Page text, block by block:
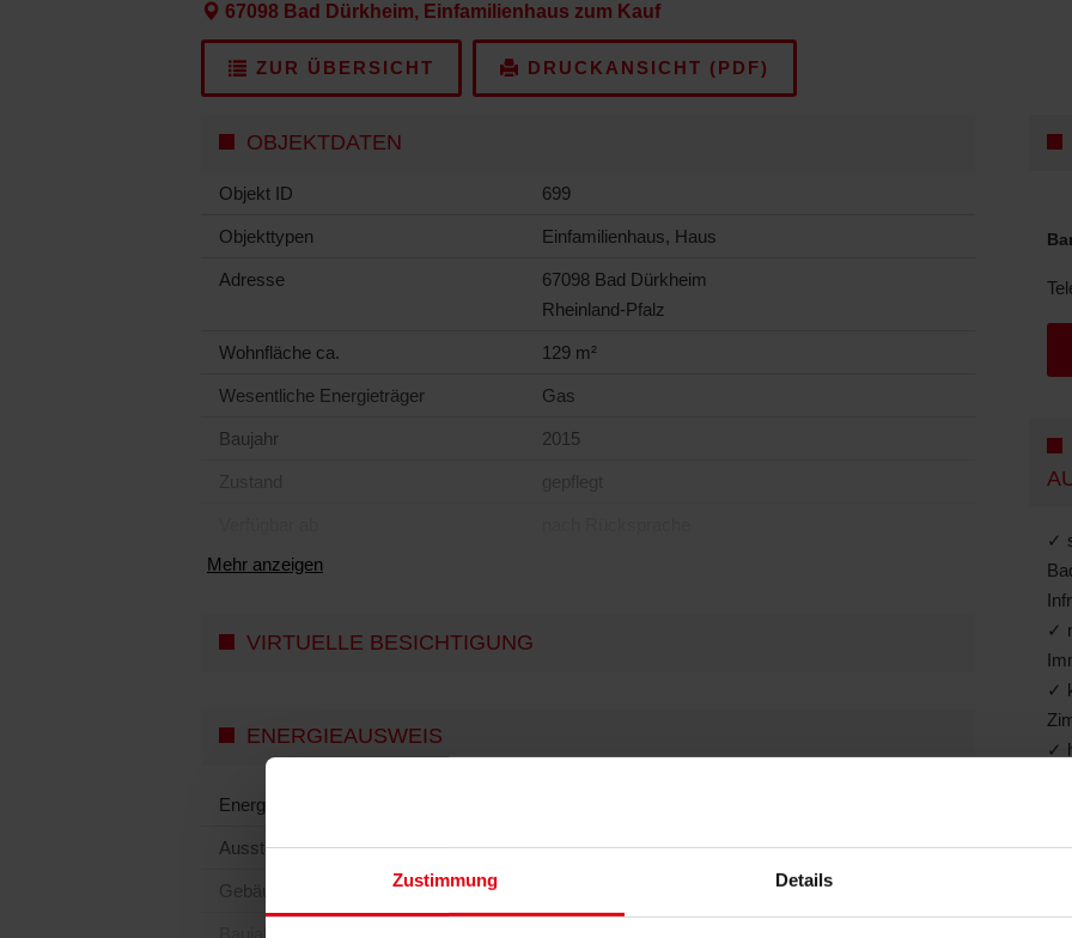
Zustimmung Details
67098 Bad Dürkheim, Einfamilienhaus zum Kauf
ZUR ÜBERSICHT DRUCKANSICHT (PDF)
OBJEKTDATEN
Objekt ID 699
Objekttypen Einfamilienhaus, Haus
Adresse
67098 Bad Dürkheim
Rheinland-Pfalz
Wohnfläche ca. 129 m²
Wesentliche Energieträger Gas
Baujahr 2015
Mehr anzeigen
VIRTUELLE BESICHTIGUNG
ENERGIEAUSWEIS
Energieausweistyp
Ausstellungsdatum 19.06.2015
Gebäudeart
✓
✓
✓
✓